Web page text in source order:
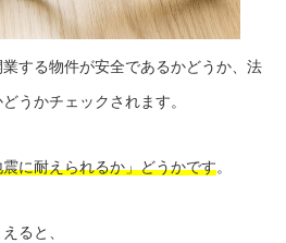
する物件が安全であるかどうか、法
うかチェックされます。
に耐えられるか」どうかです。
ると、